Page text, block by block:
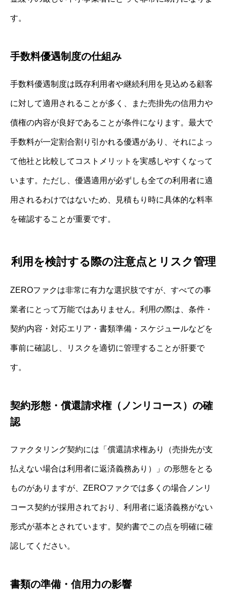
す。
手数料優遇制度の仕組み
手数料優遇制度は既存利用者や継続利用を見込める顧客
に対して適用されることが多く、また売掛先の信用力や
債権の内容が良好であることが条件になります。最大で
手数料が一定割合割り引かれる優遇があり、それによっ
て他社と比較してコストメリットを実感しやすくなって
います。ただし、優遇適用が必ずしも全ての利用者に適
用されるわけではないため、見積もり時に具体的な料率
を確認することが重要です。
利用を検討する際の注意点とリスク管理
ZEROファクは非常に有力な選択肢ですが、すべての事
業者にとって万能ではありません。利用の際は、条件・
契約内容・対応エリア・書類準備・スケジュールなどを
事前に確認し、リスクを適切に管理することが肝要で
す。
契約形態・償還請求権（ノンリコース）の確
認
ファクタリング契約には「償還請求権あり（売掛先が支
払えない場合は利用者に返済義務あり）」の形態をとる
ものがありますが、ZEROファクでは多くの場合ノンリ
コース契約が採用されており、利用者に返済義務がない
形式が基本とされています。契約書でこの点を明確に確
認してください。
書類の準備・信用力の影響